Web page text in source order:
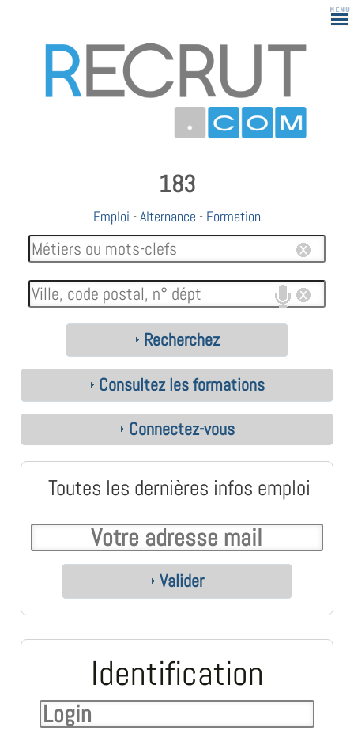
183
Emploi -Alternance - Formation
Recherchez
Consultez les formations
Connectez-vous
Toutes les dernières infos emploi
Valider
Identification